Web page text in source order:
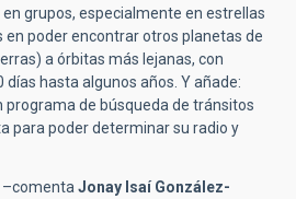
grupos, especialmente en estrellas
en poder encontrar otros planetas de
a órbitas más lejanas, con
hasta algunos años. Y añade:
programa de búsqueda de tránsitos
para poder determinar su radio y
–comenta Jonay Isaí González-